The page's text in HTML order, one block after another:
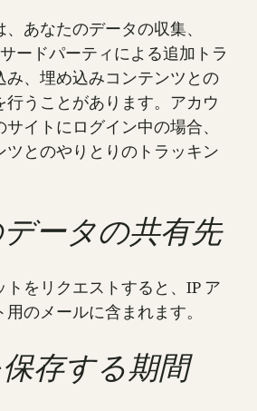
あなたのデータの収集、
ードパーティによる追加トラ
み、埋め込みコンテンツとの
うことがあります。アカウ
イトにログイン中の場合、
ツとのやりとりのトラッキン
ータの共有先
をリクエストすると、IP ア
のメールに含まれます。
存する期間